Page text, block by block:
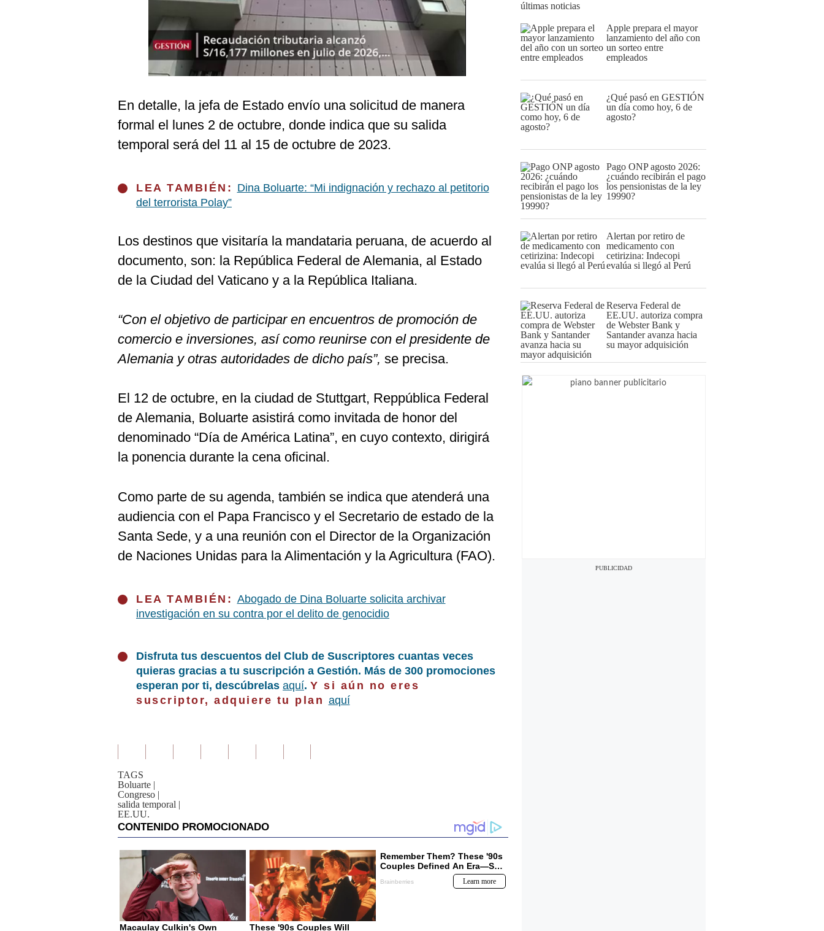
En detalle, la jefa de Estado envío una solicitud de manera
formal el lunes 2 de octubre, donde indica que su salida
temporal será del 11 al 15 de octubre de 2023.
LEA TAMBIÉN: Dina Boluarte: “Mi indignación y rechazo al petitorio
del terrorista Polay”
Los destinos que visitaría la mandataria peruana, de acuerdo al
documento, son: la República Federal de Alemania, al Estado
de la Ciudad del Vaticano y a la República Italiana.
“Con el objetivo de participar en encuentros de promoción de
comercio e inversiones, así como reunirse con el presidente de
Alemania y otras autoridades de dicho país”, se precisa.
El 12 de octubre, en la ciudad de Stuttgart, Reppública Federal
de Alemania, Boluarte asistirá como invitada de honor del
denominado “Día de América Latina”, en cuyo contexto, dirigirá
la ponencia durante la cena oficinal.
Como parte de su agenda, también se indica que atenderá una
audiencia con el Papa Francisco y el Secretario de estado de la
Santa Sede, y a una reunión con el Director de la Organización
de Naciones Unidas para la Alimentación y la Agricultura (FAO).
LEA TAMBIÉN: Abogado de Dina Boluarte solicita archivar
investigación en su contra por el delito de genocidio
Disfruta tus descuentos del Club de Suscriptores cuantas veces
quieras gracias a tu suscripción a Gestión. Más de 300 promociones
esperan por ti, descúbrelas aquí. Y si aún no eres
suscriptor, adquiere tu plan aquí
TAGS
Boluarte |
Congreso |
salida temporal |
EE.UU.
últimas noticias
Apple prepara el mayor
lanzamiento del año con
un sorteo entre
empleados
¿Qué pasó en GESTIÓN
un día como hoy, 6 de
agosto?
Pago ONP agosto 2026:
¿cuándo recibirán el pago
los pensionistas de la ley
19990?
Alertan por retiro de
medicamento con
cetirizina: Indecopi
evalúa si llegó al Perú
Reserva Federal de
EE.UU. autoriza compra
de Webster Bank y
Santander avanza hacia
su mayor adquisición